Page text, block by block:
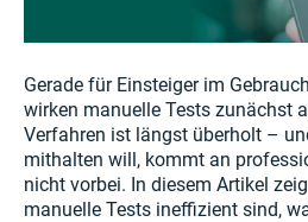
Gerade für Einsteiger im
wirken manuelle Tests zunächst
Verfahren ist längst überholt –
mithalten will, kommt an
nicht vorbei. In diesem Artikel
manuelle Tests ineffizient sind,